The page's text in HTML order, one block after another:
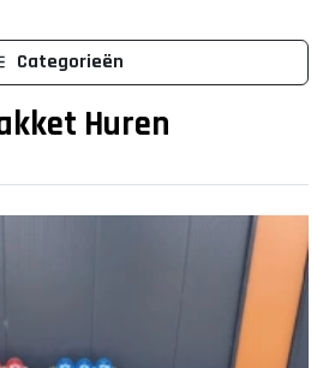
Categorieën
Huren